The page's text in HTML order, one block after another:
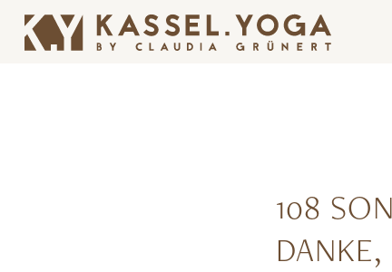
108
ANKE,